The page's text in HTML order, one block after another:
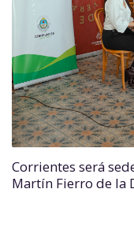
Corrientes será
Martín Fierro de la